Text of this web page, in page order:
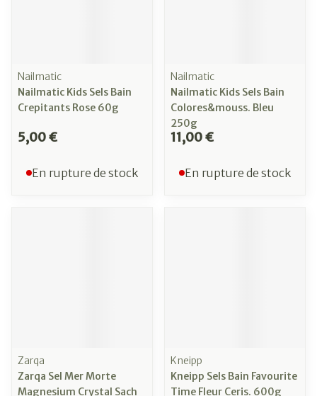
Nailmatic
Nailmatic Kids Sels Bain
Crepitants Rose 60g
5,00 €
En rupture de stock
Nailmatic
Nailmatic Kids Sels Bain
Colores&mouss. Bleu
250g
11,00 €
En rupture de stock
Zarqa
Zarqa Sel Mer Morte
Magnesium Crystal Sach
Kneipp
Kneipp Sels Bain Favourite
Time Fleur Ceris. 600g